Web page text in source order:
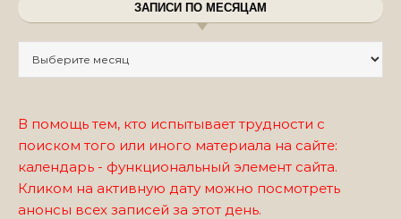
ЗАПИСИ ПО МЕСЯЦАМ
В помощь тем, кто испытывает трудности с
поиском того или иного материала на сайте:
календарь - функциональный элемент сайта.
Кликом на активную дату можно посмотреть
анонсы всех записей за этот день.